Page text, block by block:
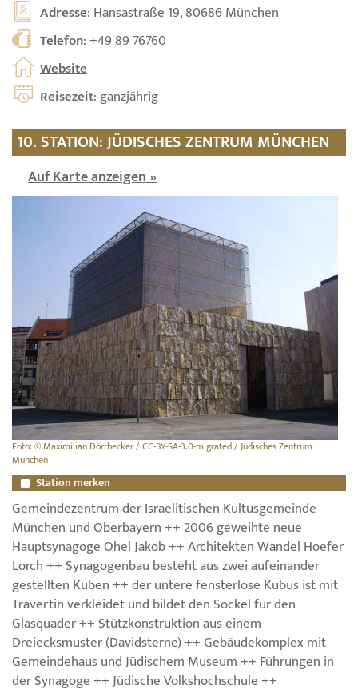
Adresse: Hansastraße 19, 80686 München
Telefon:+49 89 76760
Website
Reisezeit: ganzjährig
10. STATION: JÜDISCHES ZENTRUM MÜNCHEN
Auf Karte anzeigen »
Foto: © Maximilian Dörrbecker / CC-BY-SA-3.0-migrated / Jüdisches Zentrum
München
Station merken
Gemeindezentrum der Israelitischen Kultusgemeinde
München und Oberbayern ++ 2006 geweihte neue
Hauptsynagoge Ohel Jakob ++ Architekten Wandel Hoefer
Lorch ++ Synagogenbau besteht aus zwei aufeinander
gestellten Kuben ++ der untere fensterlose Kubus ist mit
Travertin verkleidet und bildet den Sockel für den
Glasquader ++ Stützkonstruktion aus einem
Dreiecksmuster (Davidsterne) ++ Gebäudekomplex mit
Gemeindehaus und Jüdischem Museum ++ Führungen in
der Synagoge ++ Jüdische Volkshochschule ++